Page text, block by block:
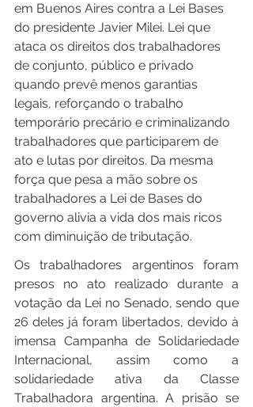
em Buenos Aires contra a Lei Bases
do presidente Javier Milei. Lei que
ataca os direitos dos trabalhadores
de conjunto, público e privado
quando prevê menos garantias
legais, reforçando o trabalho
temporário precário e criminalizando
trabalhadores que participarem de
ato e lutas por direitos. Da mesma
força que pesa a mão sobre os
trabalhadores a Lei de Bases do
governo alivia a vida dos mais ricos
com diminuição de tributação.
Os trabalhadores argentinos foram
presos no ato realizado durante a
votação da Lei no Senado, sendo que
26 deles já foram libertados, devido à
imensa Campanha de Solidariedade
Internacional, assim como a
solidariedade ativa da Classe
Trabalhadora argentina. A prisão se